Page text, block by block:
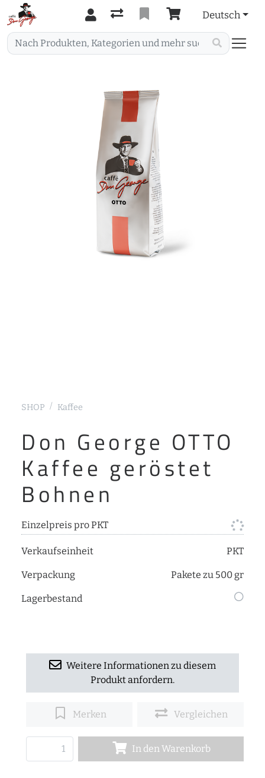
Deutsch
SHOP Kaffee
Don George OTTO
Kaffee geröstet
Bohnen
Einzelpreis pro PKT
Verkaufseinheit PKT
Verpackung Pakete zu 500 gr
Lagerbestand
Weitere Informationen zu diesem
Produkt anfordern.
Merken Vergleichen
In den Warenkorb